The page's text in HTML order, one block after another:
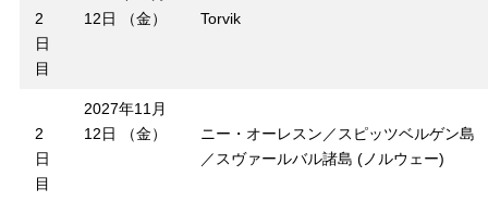
2
日
目
12日 （金）
Torvik
2
日
目
2027年11月
12日 （金）
ニー・オーレスン／スピッツベルゲン島
／スヴァールバル諸島 (ノルウェー)